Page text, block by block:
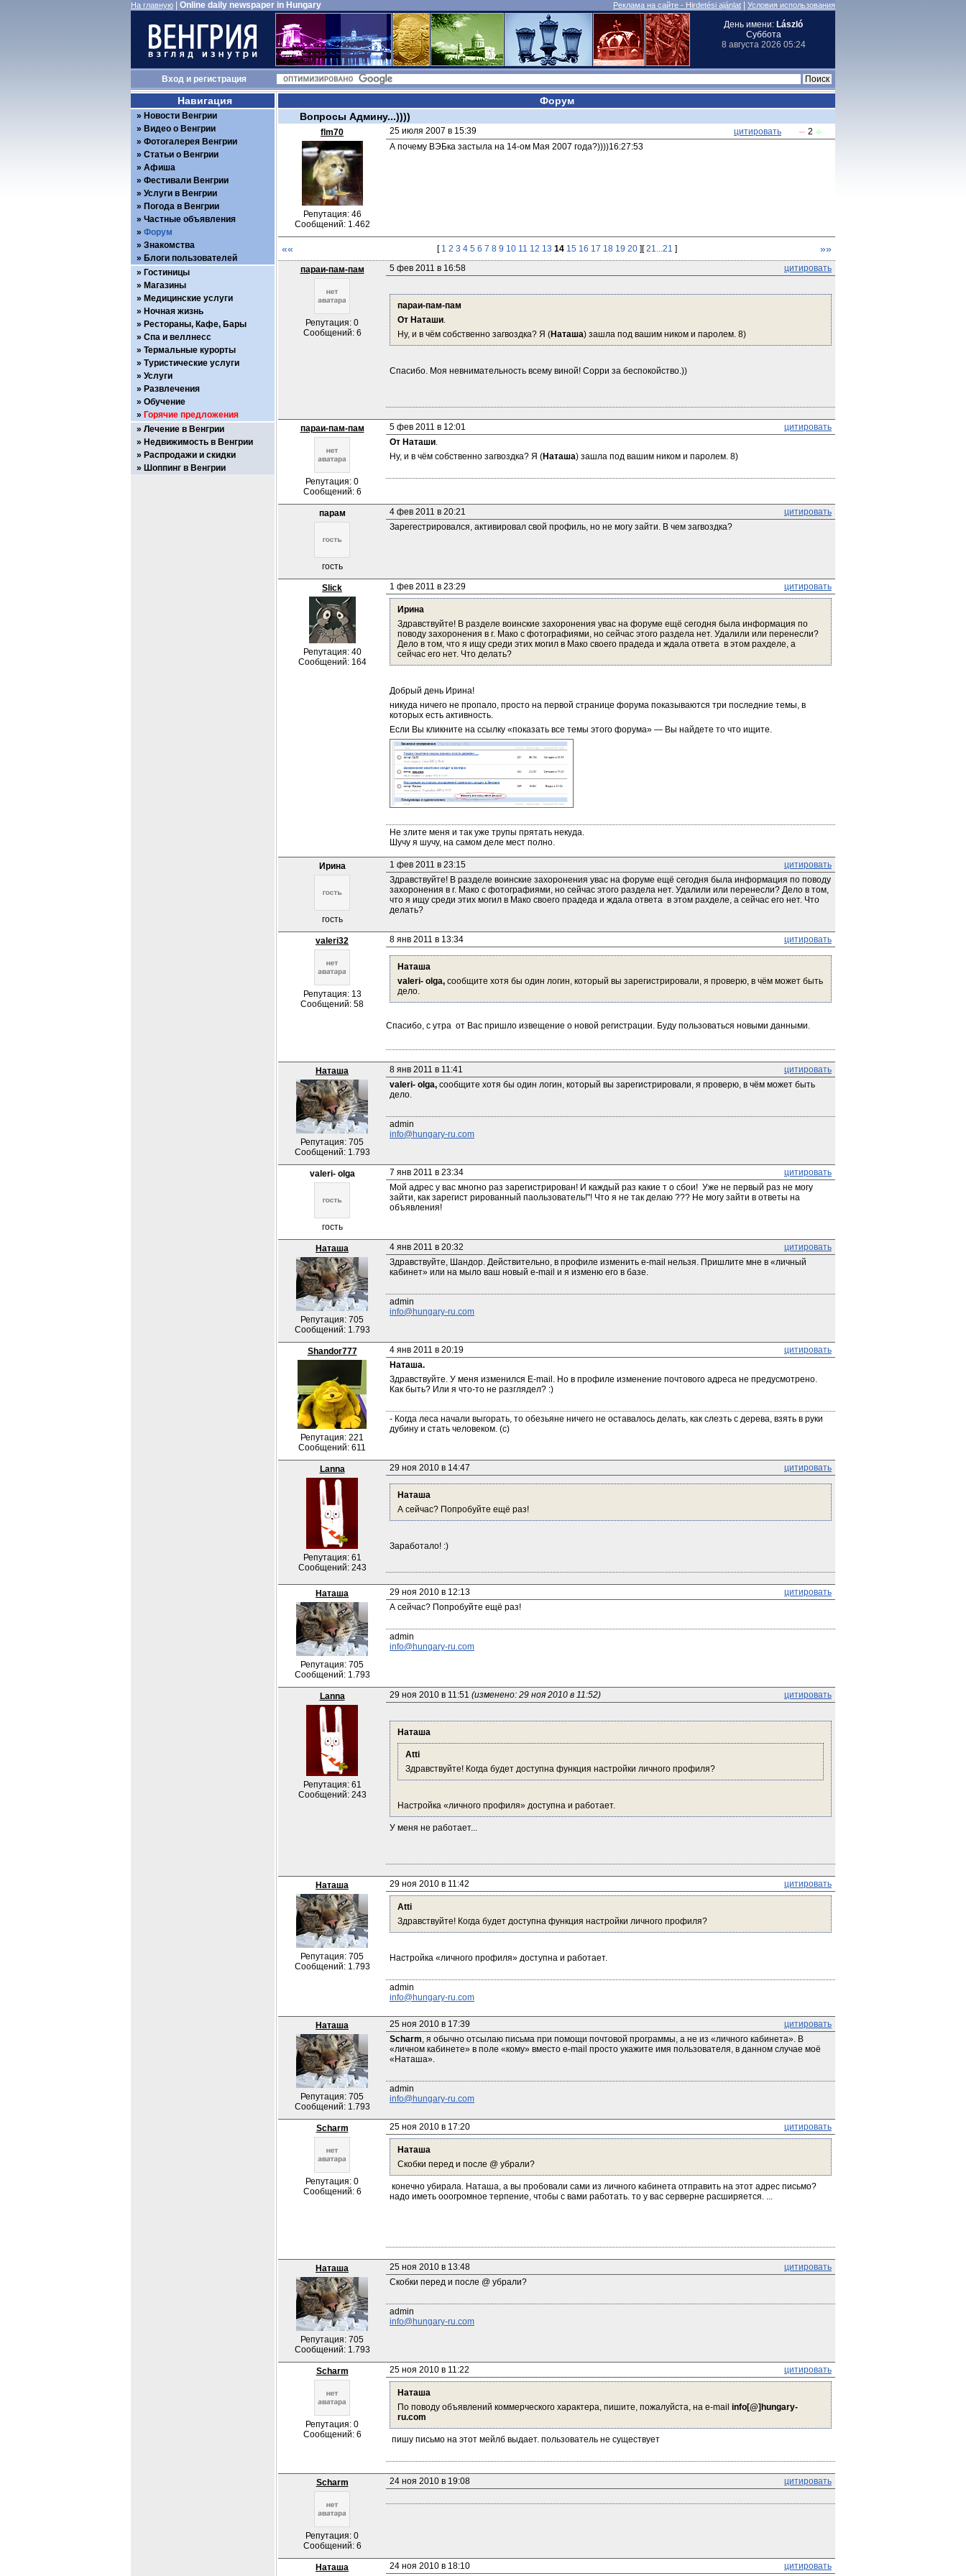
На главную Online daily newspaper in Hungary Реклама на сайте - Hirdetési ajánlat Условия использования
День имени: László
Суббота
8 августа 2026 05:24
Входи регистрация
Форум
Вопросы Админу...))))
flm70
Репутация: 46
Сообщений: 1.462
25 июля 2007 в 15:39 цитировать
2
А почему ВЭБка застыла на 14-ом Мая 2007 года?))))16:27:53
«« [ 1 2 3 4 5 6 7 8 9 10 11 12 13 14 15 16 17 18 19 20][21...21 ] »»
параи-пам-пам
Репутация: 0
Сообщений: 6
5 фев 2011 в 16:58 цитировать
параи-пам-пам
От Наташи.
Ну, и в чём собственно загвоздка? Я (Наташа) зашла под вашим ником и паролем. 8)
Спасибо. Моя невнимательность всему виной! Сорри за беспокойство.))
параи-пам-пам
Репутация: 0
Сообщений: 6
5 фев 2011 в 12:01
цитировать
От Наташи.
Ну, и в чём собственно загвоздка? Я (Наташа) зашла под вашим ником и паролем. 8)
парам
гость
4 фев 2011 в 20:21
цитировать
Зарегестрировался, активировал свой профиль, но не могу зайти. В чем загвоздка?
Slick
Репутация: 40
Сообщений: 164
1 фев 2011 в 23:29 цитировать
Ирина
Здравствуйте! В разделе воинские захоронения увас на форуме ещё сегодня была информация по
поводу захоронения в г. Мако с фотографиями, но сейчас этого раздела нет. Удалили или перенесли?
Дело в том, что я ищу среди этих могил в Мако своего прадеда и ждала ответа  в этом рахделе, а
сейчас его нет. Что делать?
Добрый день Ирина!
никуда ничего не пропало, просто на первой странице форума показываются три последние темы, в
которых есть активность.
Если Вы кликните на ссылку «показать все темы этого форума» — Вы найдете то что ищите.
Не злите меня и так уже трупы прятать некуда.
Шучу я шучу, на самом деле мест полно.
Ирина
гость
1 фев 2011 в 23:15
цитировать
Здравствуйте! В разделе воинские захоронения увас на форуме ещё сегодня была информация по поводу
захоронения в г. Мако с фотографиями, но сейчас этого раздела нет. Удалили или перенесли? Дело в том,
что я ищу среди этих могил в Мако своего прадеда и ждала ответа  в этом рахделе, а сейчас его нет. Что
делать?
valeri32
Репутация: 13
Сообщений: 58
8 янв 2011 в 13:34 цитировать
Наташа
valeri- olga, сообщите хотя бы один логин, который вы зарегистрировали, я проверю, в чём может быть
дело.
Спасибо, с утра от Вас пришло извещение о новой регистрации. Буду пользоваться новыми данными.
Наташа
Репутация: 705
Сообщений: 1.793
8 янв 2011 в 11:41
цитировать
valeri- olga, сообщите хотя бы один логин, который вы зарегистрировали, я проверю, в чём может быть
дело.
info@hungary-ru.com
valeri- olga
гость
7 янв 2011 в 23:34
цитировать
Мой адрес у вас многно раз зарегистрирован! И каждый раз какие т о сбои!  Уже не первый раз не могу
зайти, как зарегист рированный паользователь!"! Что я не так делаю ??? Не могу зайти в ответы на
объявления!
Наташа
Репутация: 705
Сообщений: 1.793
4 янв 2011 в 20:32
цитировать
Здравствуйте, Шандор. Действительно, в профиле изменить e-mail нельзя. Пришлите мне в «личный
кабинет» или на мыло ваш новый e-mail и я изменю его в базе.
info@hungary-ru.com
Shandor777
Репутация: 221
Сообщений: 611
4 янв 2011 в 20:19
цитировать
Наташа.
Здравствуйте. У меня изменился E-mail. Но в профиле изменение почтового адреса не предусмотрено.
Как быть? Или я что-то не разглядел? :)
- Когда леса начали выгорать, то обезьяне ничего не оставалось делать, как слезть с дерева, взять в руки
дубину и стать человеком. (с)
Lanna
Репутация: 61
Сообщений: 243
29 ноя 2010 в 14:47 цитировать
Наташа
А сейчас? Попробуйте ещё раз!
Заработало! :)
Наташа
Репутация: 705
Сообщений: 1.793
29 ноя 2010 в 12:13
цитировать
А сейчас? Попробуйте ещё раз!
info@hungary-ru.com
Lanna
Репутация: 61
Сообщений: 243
29 ноя 2010 в 11:51 (изменено: 29 ноя 2010 в 11:52) цитировать
Наташа
Atti
Здравствуйте! Когда будет доступна функция настройки личного профиля?
Настройка «личного профиля» доступна и работает.
У меня не работает...
Наташа
Репутация: 705
Сообщений: 1.793
29 ноя 2010 в 11:42 цитировать
Atti
Здравствуйте! Когда будет доступна функция настройки личного профиля?
Настройка «личного профиля» доступна и работает.
info@hungary-ru.com
Наташа
Репутация: 705
Сообщений: 1.793
25 ноя 2010 в 17:39
цитировать
Scharm, я обычно отсылаю письма при помощи почтовой программы, а не из «личного кабинета». В
«личном кабинете» в поле «кому» вместо e-mail просто укажите имя пользователя, в данном случае моё
«Наташа».
info@hungary-ru.com
Scharm
Репутация: 0
Сообщений: 6
25 ноя 2010 в 17:20 цитировать
Наташа
Скобки перед и после @ убрали?
конечно убирала. Наташа, а вы пробовали сами из личного кабинета отправить на этот адрес письмо?
надо иметь ооогромное терпение, чтобы с вами работать. то у вас серверне расширяется. ...
Наташа
Репутация: 705
Сообщений: 1.793
25 ноя 2010 в 13:48
цитировать
Скобки перед и после @ убрали?
info@hungary-ru.com
Scharm
Репутация: 0
Сообщений: 6
25 ноя 2010 в 11:22 цитировать
Наташа
По поводу объявлений коммерческого характера, пишите, пожалуйста, на e-mail info[@]hungary-
ru.com
пишу письмо на этот мейлб выдает. пользователь не существует
Scharm
Репутация: 0
Сообщений: 6
24 ноя 2010 в 19:08 цитировать
Наташа 24 ноя 2010 в 18:10 цитировать
Навигация
Новости Венгрии
Видео о Венгрии
Фотогалерея Венгрии
Статьи о Венгрии
Афиша
Фестивали Венгрии
Услуги в Венгрии
Погода в Венгрии
Частные объявления
Форум
Знакомства
Блоги пользователей
Гостиницы
Магазины
Медицинские услуги
Ночная жизнь
Рестораны, Кафе, Бары
Спа и веллнесс
Термальные курорты
Туристические услуги
Услуги
Развлечения
Обучение
Горячие предложения
Лечение в Венгрии
Недвижимость в Венгрии
Распродажи и скидки
Шоппинг в Венгрии